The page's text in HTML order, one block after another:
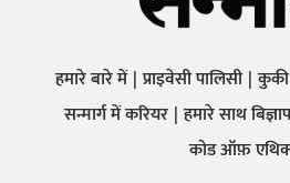
हमारे बारे में प्राइवेसी पालिसी कुकी
सन्मार्ग में करियर हमारे साथ
कोड ऑफ़